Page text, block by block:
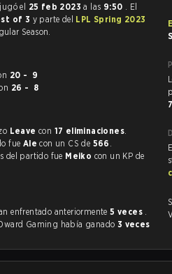
el 25 feb 2023a las 9:50 . El
of 3 y parte del LPL Spring 2023
Season.
1 con
20 - 9
2 con 26 - 8
Leave con 17 eliminaciones.
fue Ale con un CS de 566 .
del partido fue Meiko
con un KP de
Ultra Prime y EDward Gaming se habían enfrentado anteriormente5 veces .
Gaming había ganado 3 veces